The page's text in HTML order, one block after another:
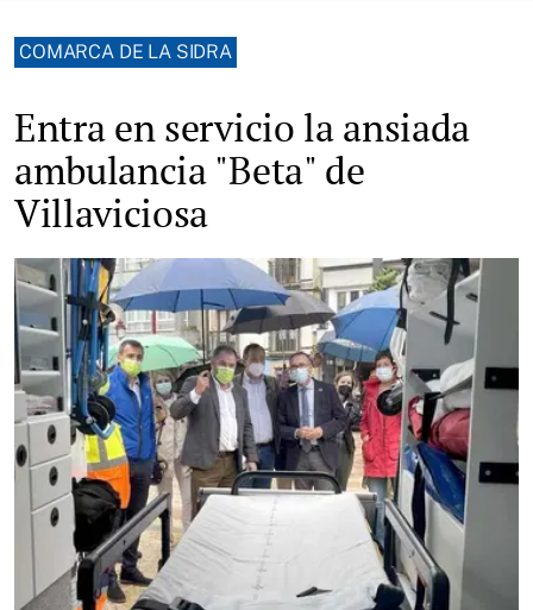
COMARCA DE LA SIDRA
Entra en servicio la ansiada
ambulancia "Beta" de
Villaviciosa